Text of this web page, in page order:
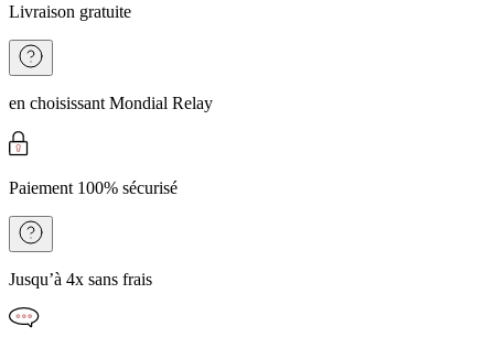
Livraison gratuite
en choisissant Mondial Relay
Paiement 100% sécurisé
Jusqu’à 4x sans frais